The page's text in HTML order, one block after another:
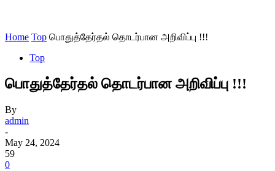
Home Top பொதுத்தேர்தல் தொடர்பான அறிவிப்பு !!!
Top
பொதுத்தேர்தல் தொடர்பான அறிவிப்பு !!!
By
admin
-
May 24, 2024
59
0